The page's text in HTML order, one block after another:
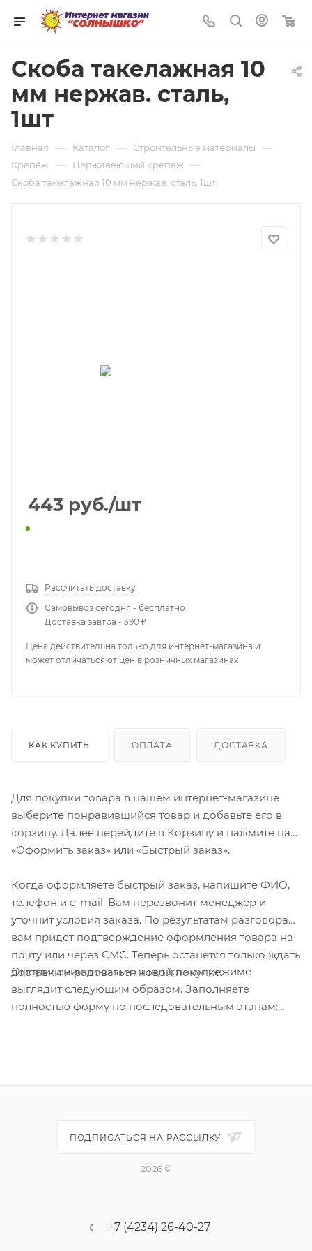
Скоба такелажная 10
мм нержав. сталь,
1шт
Главная — Каталог — Строительные материалы —
Крепёж — Нержавеющий крепеж —
Скоба такелажная 10 мм нержав. сталь, 1шт
443 руб./шт
Рассчитать доставку
Самовывоз сегодня - бесплатно
Доставка завтра - 390 ₽
Цена действительна только для интернет-магазина и
может отличаться от цен в розничных магазинах
КАК КУПИТЬ ОПЛАТА ДОСТАВКА
Для покупки товара в нашем интернет-магазине
выберите понравившийся товар и добавьте его в
корзину. Далее перейдите в Корзину и нажмите на
«Оформить заказ» или «Быстрый заказ».
Когда оформляете быстрый заказ, напишите ФИО,
телефон и e-mail. Вам перезвонит менеджер и
уточнит условия заказа. По результатам разговора
вам придет подтверждение оформления товара на
почту или через СМС. Теперь останется только ждать
доставки и радоваться новой покупке.
Оформление заказа в стандартном режиме
выглядит следующим образом. Заполняете
полностью форму по последовательным этапам:
ПОДПИСАТЬСЯ НА РАССЫЛКУ
2026 ©
+7 (4234) 26-40-27